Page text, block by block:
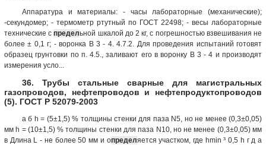
Аппаратура и материалы: - часы лабораторные (механические);
-секундомер; - термометр ртутный по ГОСТ 22498; - весы лабораторные
технические спредельной шкалой до 2 кг, с погрешностью взвешивания не
более ± 0,1 г; - воронка В 3 - 4. 4.7.2. Для проведения испытаний готовят
образец грунтовки по п. 4.5., заливают его в воронку В 3 - 4 и производят
измерения усло...
36. Трубы стальные сварные для магистральных
газопроводов, нефтепроводов и нефтепродуктопроводов
(5). ГОСТ Р 52079-2003
а б h = (5±1,5) % толщины стенки для паза N5, но не менее (0,3±0,05)
мм h = (10±1,5) % толщины стенки для паза N10, но не менее (0,3±0,05) мм
в Длина L - не более 50 мм и определяется участком, где hmin ³ 0,5 h г д а